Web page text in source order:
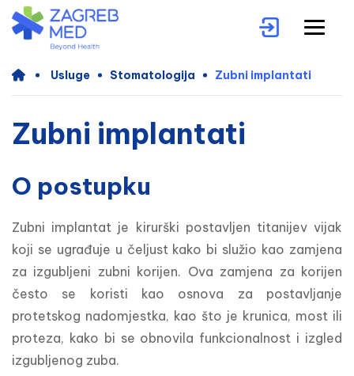
Usluge Stomatologija Zubni implantati
Zubni implantati
O postupku
Zubni implantat je kirurški postavljen titanijev vijak
koji se ugrađuje u čeljust kako bi služio kao zamjena
za izgubljeni zubni korijen. Ova zamjena za korijen
često se koristi kao osnova za postavljanje
protetskog nadomjestka, kao što je krunica, most ili
proteza, kako bi se obnovila funkcionalnost i izgled
izgubljenog zuba.